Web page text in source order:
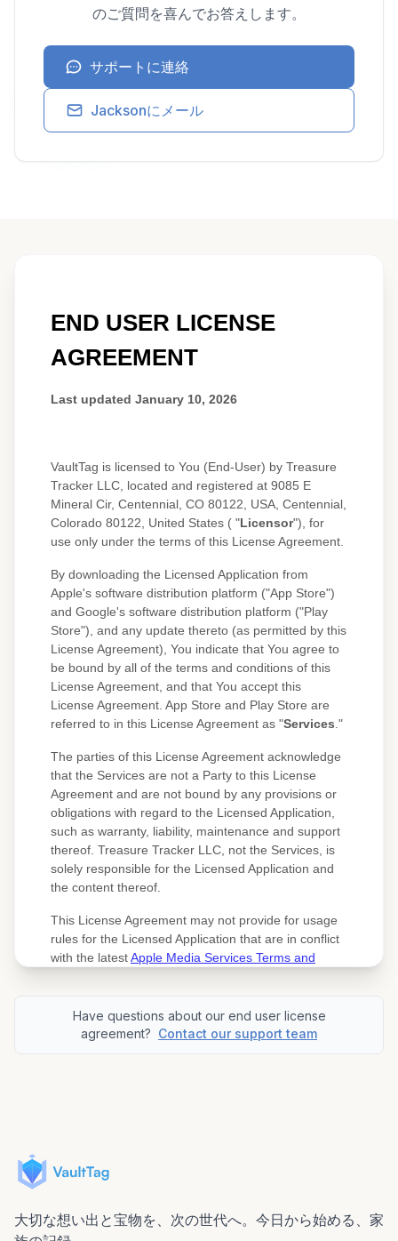
のご質問を喜んでお答えします。
サポートに連絡
Jacksonにメール
Have questions about our end user license
agreement? Contact our support team
大切な想い出と宝物を、次の世代へ。今日から始める、家